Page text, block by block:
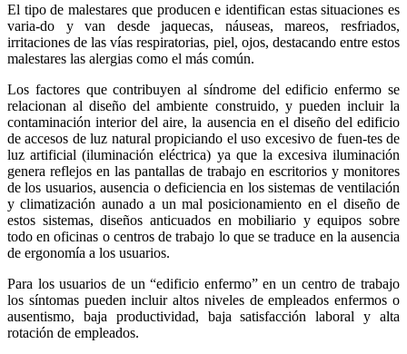
El tipo de malestares que producen e identifican estas situaciones es
varia-do y van desde jaquecas, náuseas, mareos, resfriados,
irritaciones de las vías respiratorias, piel, ojos, destacando entre estos
malestares las alergias como el más común.
Los factores que contribuyen al síndrome del edificio enfermo se
relacionan al diseño del ambiente construido, y pueden incluir la
contaminación interior del aire, la ausencia en el diseño del edificio
de accesos de luz natural propiciando el uso excesivo de fuen-tes de
luz artificial (iluminación eléctrica) ya que la excesiva iluminación
genera reflejos en las pantallas de trabajo en escritorios y monitores
de los usuarios, ausencia o deficiencia en los sistemas de ventilación
y climatización aunado a un mal posicionamiento en el diseño de
estos sistemas, diseños anticuados en mobiliario y equipos sobre
todo en oficinas o centros de trabajo lo que se traduce en la ausencia
de ergonomía a los usuarios.
Para los usuarios de un “edificio enfermo” en un centro de trabajo
los síntomas pueden incluir altos niveles de empleados enfermos o
ausentismo, baja productividad, baja satisfacción laboral y alta
rotación de empleados.